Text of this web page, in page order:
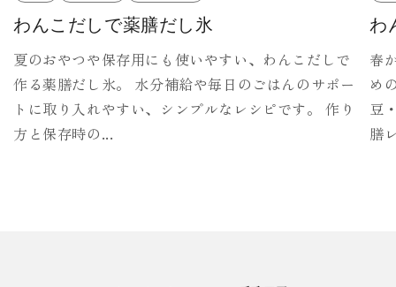
わんこだしで薬膳だし氷
夏のおやつや保存用にも使いやすい、わんこだしで
作る薬膳だし氷。 水分補給や毎日のごはんのサポー
トに取り入れやすい、シンプルなレシピです。 作り
方と保存時の...
わ
春
め
豆
膳